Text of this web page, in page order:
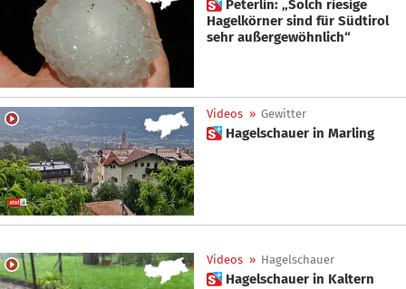
 Peterlin: „Solch riesige
Hagelkörner sind für Südtirol
sehr außergewöhnlich“
Videos » Gewitter
 Hagelschauer in Marling
Videos » Hagelschauer
 Hagelschauer in Kaltern